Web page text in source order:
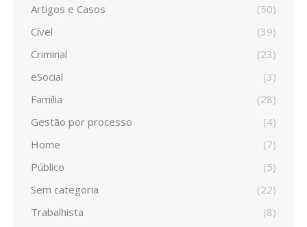
Artigos e Casos
(50)
Cível
(39)
Criminal
(23)
eSocial
(3)
Família
(28)
Gestão por processo
(4)
Home
(7)
Público
(5)
Sem categoria
(22)
Trabalhista
(8)